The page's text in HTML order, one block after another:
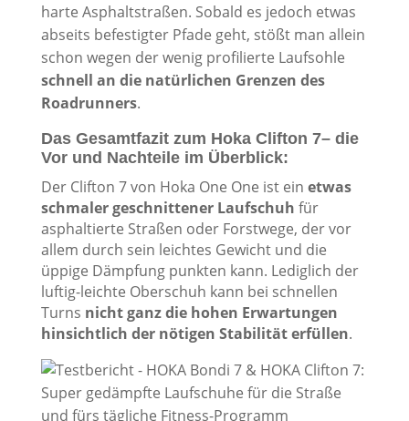
harte Asphaltstraßen. Sobald es jedoch etwas
abseits befestigter Pfade geht, stößt man allein
schon wegen der wenig profilierte Laufsohle
schnell an die natürlichen Grenzen des
Roadrunners.
Das Gesamtfazit zum Hoka Clifton 7– die
Vor und Nachteile im Überblick:
Der Clifton 7 von Hoka One One ist ein etwas
schmaler geschnittener Laufschuh für
asphaltierte Straßen oder Forstwege, der vor
allem durch sein leichtes Gewicht und die
üppige Dämpfung punkten kann. Lediglich der
luftig-leichte Oberschuh kann bei schnellen
Turns nicht ganz die hohen Erwartungen
hinsichtlich der nötigen Stabilität erfüllen.